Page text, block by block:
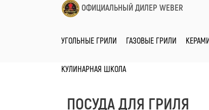
ОФИЦИАЛЬНЫЙ ДИЛЕР WEBER
УГОЛЬНЫЕ ГРИЛИ ГАЗОВЫЕ ГРИЛИ
КУЛИНАРНАЯ ШКОЛА
ПОСУДА ДЛЯ ГРИЛЯ